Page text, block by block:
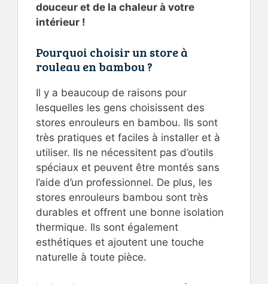
douceur et de la chaleur à votre
intérieur !
Pourquoi choisir un store à
rouleau en bambou ?
Il y a beaucoup de raisons pour
lesquelles les gens choisissent des
stores enrouleurs en bambou. Ils sont
très pratiques et faciles à installer et à
utiliser. Ils ne nécessitent pas d’outils
spéciaux et peuvent être montés sans
l’aide d’un professionnel. De plus, les
stores enrouleurs bambou sont très
durables et offrent une bonne isolation
thermique. Ils sont également
esthétiques et ajoutent une touche
naturelle à toute pièce.